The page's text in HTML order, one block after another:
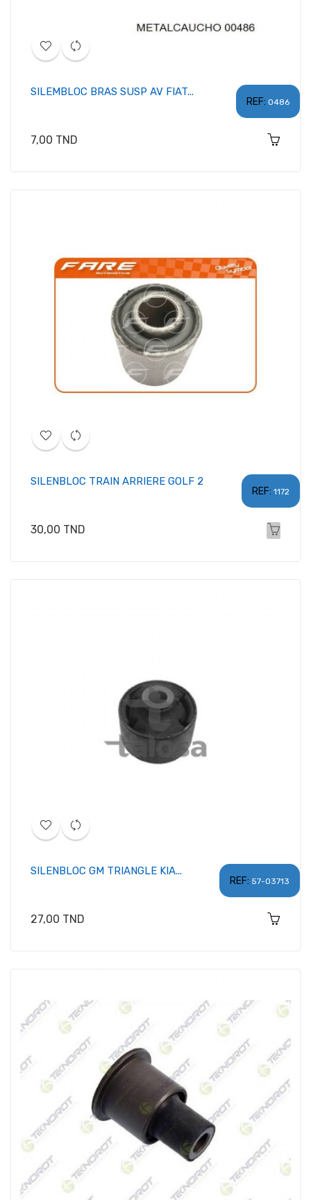
REF: 0486
SILEMBLOC BRAS SUSP AV FIAT...
Prix
7,00 TND
REF: 1172
SILENBLOC TRAIN ARRIERE GOLF 2
Prix
30,00 TND
REF: 57-03713
SILENBLOC GM TRIANGLE KIA...
Prix
27,00 TND